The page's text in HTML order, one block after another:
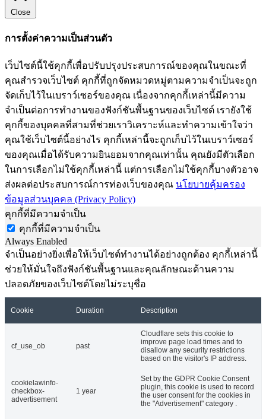
Close
การตั้งค่าความเป็นส่วนตัว
เว็บไซต์นี้ใช้คุกกี้เพื่อปรับปรุงประสบการณ์ของคุณในขณะที่
คุณสำรวจเว็บไซต์ คุกกี้ที่ถูกจัดหมวดหมู่ตามความจำเป็นจะถูก
จัดเก็บไว้ในเบราว์เซอร์ของคุณ เนื่องจากคุกกี้เหล่านี้มีความ
จำเป็นต่อการทำงานของฟังก์ชันพื้นฐานของเว็บไซต์ เรายังใช้
คุกกี้ของบุคคลที่สามที่ช่วยเราวิเคราะห์และทำความเข้าใจว่า
คุณใช้เว็บไซต์นี้อย่างไร คุกกี้เหล่านี้จะถูกเก็บไว้ในเบราว์เซอร์
ของคุณเมื่อได้รับความยินยอมจากคุณเท่านั้น คุณยังมีตัวเลือก
ในการเลือกไม่ใช้คุกกี้เหล่านี้ แต่การเลือกไม่ใช้คุกกี้บางตัวอาจ
ส่งผลต่อประสบการณ์การท่องเว็บของคุณ นโยบายคุ้มครอง
ข้อมูลส่วนบุคคล (Privacy Policy)
คุกกี้ที่มีความจำเป็น
คุกกี้ที่มีความจำเป็น
Always Enabled
จำเป็นอย่างยิ่งเพื่อให้เว็บไซต์ทำงานได้อย่างถูกต้อง คุกกี้เหล่านี้
ช่วยให้มั่นใจถึงฟังก์ชันพื้นฐานและคุณลักษณะด้านความ
ปลอดภัยของเว็บไซต์โดยไม่ระบุชื่อ
Cookie Duration Description
cf_use_ob past
Cloudflare sets this cookie to
improve page load times and to
disallow any security restrictions
based on the visitor's IP address.
cookielawinfo-
checkbox-
advertisement
1 year
Set by the GDPR Cookie Consent
plugin, this cookie is used to record
the user consent for the cookies in
the "Advertisement" category .